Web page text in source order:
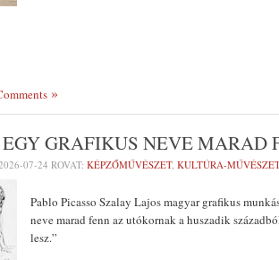
EGY GRAFIKUS NEVE MARAD
07-24 ROVAT: KÉPZŐMŰVÉSZET, KULTÚRA-
Pablo Picasso Szalay Lajos magyar grafikus
neve marad fenn az utókornak a huszadik
lesz.”